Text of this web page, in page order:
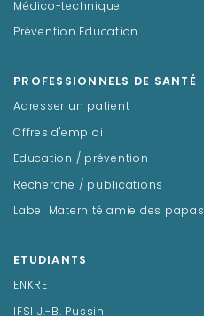
Médico-technique
Prévention Education
PROFESSIONNELS DE SANTÉ
Adresser un patient
Offres d'emploi
Education / prévention
Recherche / publications
Label Maternité amie des papas
ETUDIANTS
ENKRE
IFSI J.-B. Pussin